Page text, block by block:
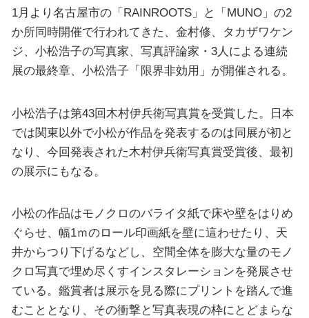
1月より名古屋市の「RAINROOTS」と「MUNO」の2
か所同時開催で行われてきた、金村修、タカザワケン
ジ、小松浩子の写真家、写真評論家・3人による連続
展の最終章、小松浩子「限界非効用」が開催される。
小松浩子は第43回木村伊兵衛写真賞を受賞した。日本
では関東以外で小松が作品を発表するのは同展が初と
なり、今回発表された木村伊兵衛写真賞受賞後、最初
の展示にもなる。
小松の作品はモノクロのバライタ紙で床や壁をはりめ
ぐらせ、幅1ｍのロール印画紙を壁に這わせたり、天
井からつり下げるなどし、空間全体を膨大な量のモノ
クロ写真で埋め尽くすインスタレーションを発展させ
ている。鑑賞者は展示を見る際にプリントを踏んで進
むこととなり、その衝撃と写真表現の枠にとどまらな